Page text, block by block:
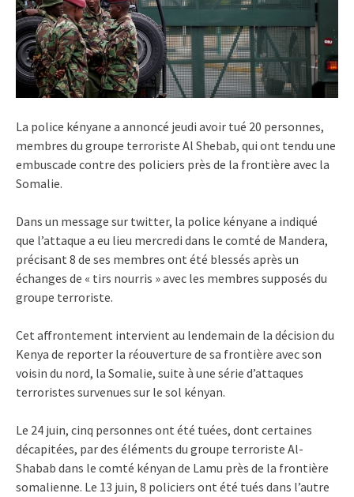
La police kényane a annoncé jeudi avoir tué 20 personnes,
membres du groupe terroriste Al Shebab, qui ont tendu une
embuscade contre des policiers près de la frontière avec la
Somalie.
Dans un message sur twitter, la police kényane a indiqué
que l’attaque a eu lieu mercredi dans le comté de Mandera,
précisant 8 de ses membres ont été blessés après un
échanges de « tirs nourris » avec les membres supposés du
groupe terroriste.
Cet affrontement intervient au lendemain de la décision du
Kenya de reporter la réouverture de sa frontière avec son
voisin du nord, la Somalie, suite à une série d’attaques
terroristes survenues sur le sol kényan.
Le 24 juin, cinq personnes ont été tuées, dont certaines
décapitées, par des éléments du groupe terroriste Al-
Shabab dans le comté kényan de Lamu près de la frontière
somalienne. Le 13 juin, 8 policiers ont été tués dans l’autre